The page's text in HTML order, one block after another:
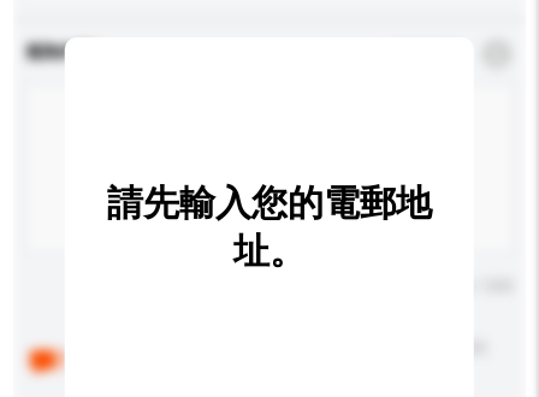
查詢內容
請先輸入您的電郵地
址。